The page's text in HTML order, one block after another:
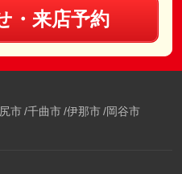
・来店予約
市 千曲市 伊那市 岡谷市